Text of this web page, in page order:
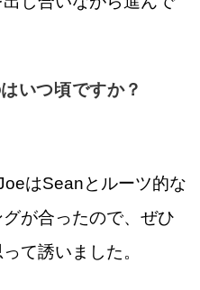
いつ頃ですか？
はSeanとルーツ的な
が合ったので、ぜひ
て誘いました。